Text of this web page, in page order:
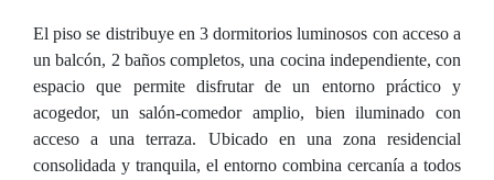
El piso se distribuye en 3 dormitorios luminosos con acceso a
un balcón, 2 baños completos, una cocina independiente, con
espacio que permite disfrutar de un entorno práctico y
acogedor, un salón-comedor amplio, bien iluminado con
acceso a una terraza. Ubicado en una zona residencial
consolidada y tranquila, el entorno combina cercanía a todos